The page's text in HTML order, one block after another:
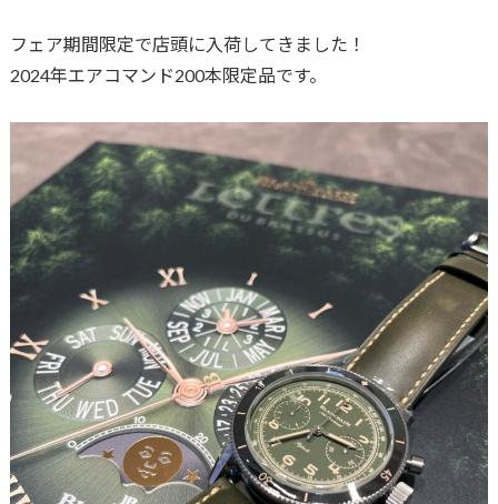
フェア期間限定で店頭に入荷してきました！
2024年エアコマンド200本限定品です。